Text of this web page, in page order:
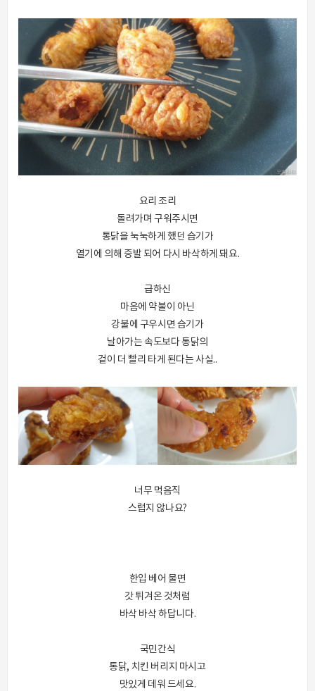
요리 조리
돌려가며 구워주시면
통닭을 눅눅하게 했던 습기가
열기에 의해 증발 되어 다시 바삭하게 돼요.
급하신
마음에 약불이 아닌
강불에 구우시면 습기가
날아가는 속도보다 통닭의
겉이 더 빨리 타게 된다는 사실..
너무 먹음직
스럽지 않나요?
한입 베어 물면
갓 튀겨온 것처럼
바삭 바삭 하답니다.
국민간식
통닭, 치킨 버리지 마시고
맛있게 데워 드세요.